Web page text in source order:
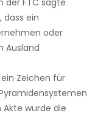
dass ein
oder
Ausland
ein Zeichen für
Akte wurde die